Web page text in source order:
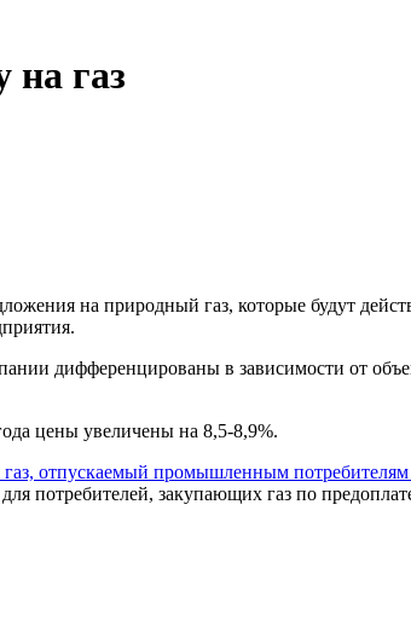
газ
на природный газ, которые будут
дифференцированы в зависимости от
цены увеличены на 8,5-8,9%.
отпускаемый промышленным
потребителей, закупающих газ по